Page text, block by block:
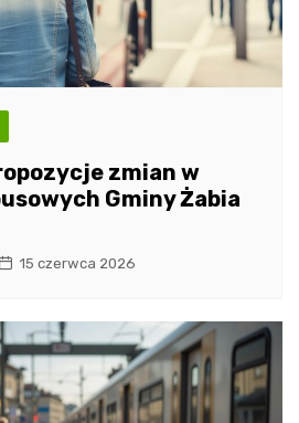
zmian w
Gminy Żabia
15 czerwca 2026